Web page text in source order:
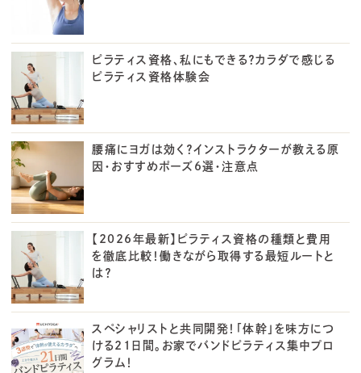
ピラティス資格、私にもできる？カラダで感じる
ピラティス資格体験会
腰痛にヨガは効く？インストラクターが教える原
因・おすすめポーズ6選・注意点
【2026年最新】ピラティス資格の種類と費用
を徹底比較！働きながら取得する最短ルートと
は？
スペシャリストと共同開発！「体幹」を味方につ
ける21日間。お家でバンドピラティス集中プロ
グラム！